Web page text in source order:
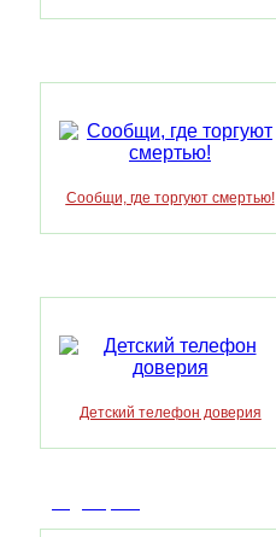
Сообщи, где торгуют смертью!
Детский телефон доверия